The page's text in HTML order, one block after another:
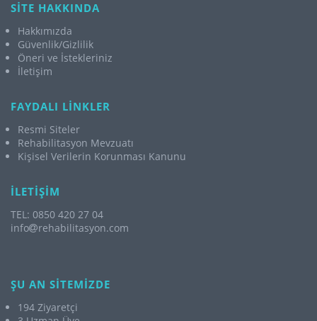
SİTE HAKKINDA
Hakkımızda
Güvenlik/Gizlilik
Öneri ve İstekleriniz
İletişim
FAYDALI LİNKLER
Resmi Siteler
Rehabilitasyon Mevzuatı
Kişisel Verilerin Korunması Kanunu
İLETİŞİM
TEL: 0850 420 27 04
info
rehabilitasyon.com
ŞU AN SİTEMİZDE
194 Ziyaretçi